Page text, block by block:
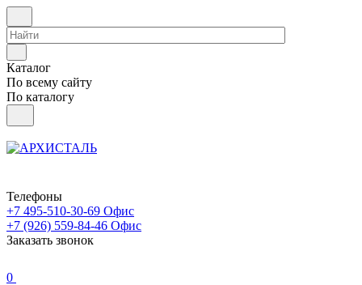
Каталог
По всему сайту
По каталогу
Телефоны
+7 495-510-30-69 Офис
+7 (926) 559-84-46 Офис
Заказать звонок
0